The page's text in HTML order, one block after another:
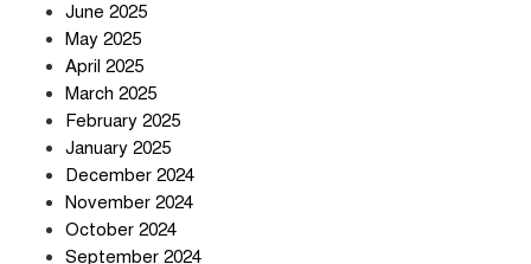
June 2025
May 2025
April 2025
March 2025
February 2025
January 2025
December 2024
November 2024
October 2024
September 2024